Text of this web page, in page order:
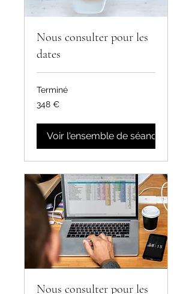
Nous consulter pour les
dates
Terminé
348
euros
348 €
Voir l'ensemble de séances
Nous consulter pour les